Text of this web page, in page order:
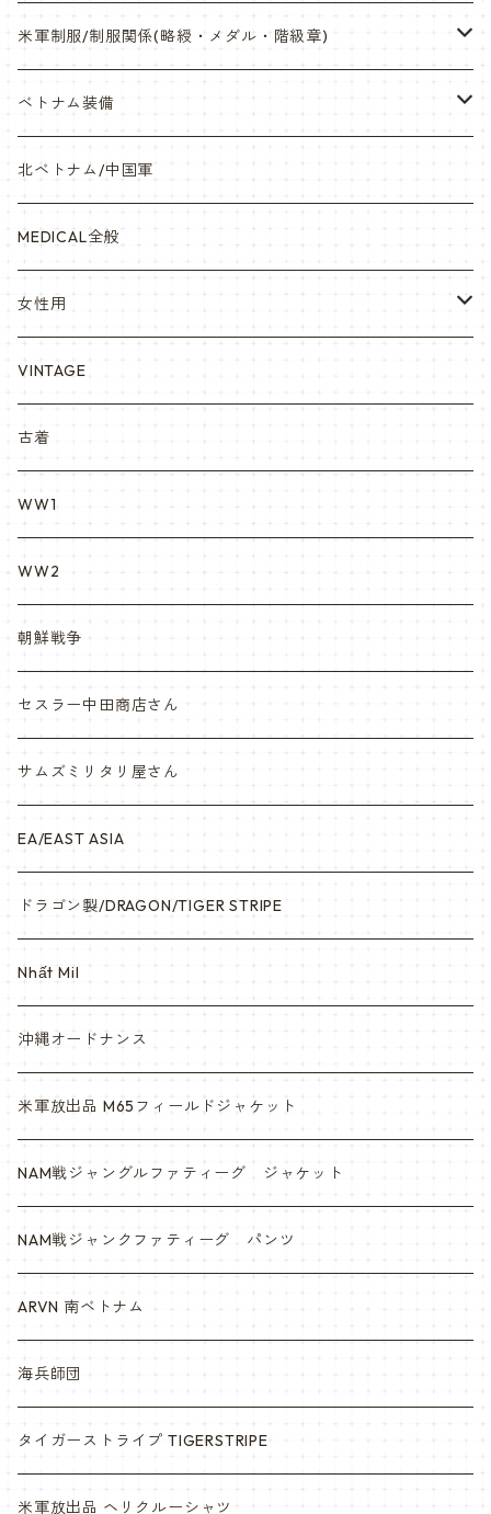
サバゲー装備品・バッテリー
オリジナルパッチ
841マスク・BDUカスタム
赤ちゃん用
YARSOC
シャークマウス
REPRO レプロ
陸軍/USARMY
空軍/USAF
海軍/USN
宇宙軍
トレーニングウエア集
ポーラテック/POLARTEC
米軍放出品ブーツ
米軍制服/制服関係(略綬・メダル・階級章)
略綬・リボンバー・メダル等
ピンズ類 階級章(ランク)・資格章等
アメリカ軍制服
ベトナム装備
サムズミリタリ屋さん
セスラー中田商店さん
EA east asia
DRAGON ドラゴン
Nyat Mil ニャットミル
カスタム KURI
VietnamEra ウエア
Vietnam ジャングルブーツ
ナム戦装備類/ポーチ・ベルト・小物・ヘルメット等
北ベトナム/中国軍
MEDICAL全般
女性用
ARC アメリカンレッドクロス
NURES
VINTAGE
古着
WW1
WW2
朝鮮戦争
セスラー中田商店さん
サムズミリタリ屋さん
EA/EAST ASIA
ドラゴン製/DRAGON/TIGER STRIPE
Nhất Mil
沖縄オードナンス
米軍放出品 M65フィールドジャケット
NAM戦ジャングルファティーグ ジャケット
NAM戦ジャンクファティーグ パンツ
ARVN 南ベトナム
海兵師団
タイガーストライプ TIGERSTRIPE
米軍放出品 ヘリクルーシャツ